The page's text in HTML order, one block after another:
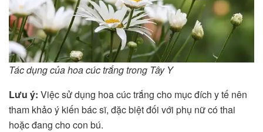
Tác dụng của hoa cúc trắng trong Tây Y
Lưu ý: Việc sử dụng hoa cúc trắng cho mục đích y tế nên
tham khảo ý kiến bác sĩ, đặc biệt đối với phụ nữ có thai
hoặc đang cho con bú.